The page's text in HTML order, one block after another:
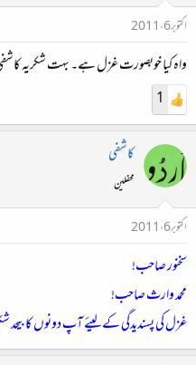
اکتوبر 6، 2011
واہ کیا خوبصورت غزل ہے۔ بہت شکریہ
1
کاشفی
محفلین
اکتوبر 6، 2011
سخنور صاحب!
محمد وارث صاحب!
غزل کی پسندیدگی کے لیئے آپ دونوں کا